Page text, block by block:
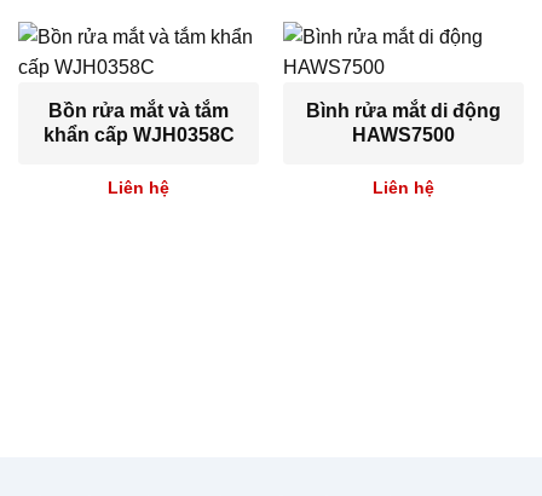
Bồn rửa mắt và tắm
khẩn cấp WJH0358C
Liên hệ
Bình rửa mắt di động
HAWS7500
Liên hệ